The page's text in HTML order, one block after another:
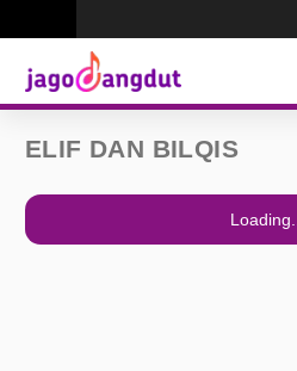
ELIF DAN BILQIS
Loading...